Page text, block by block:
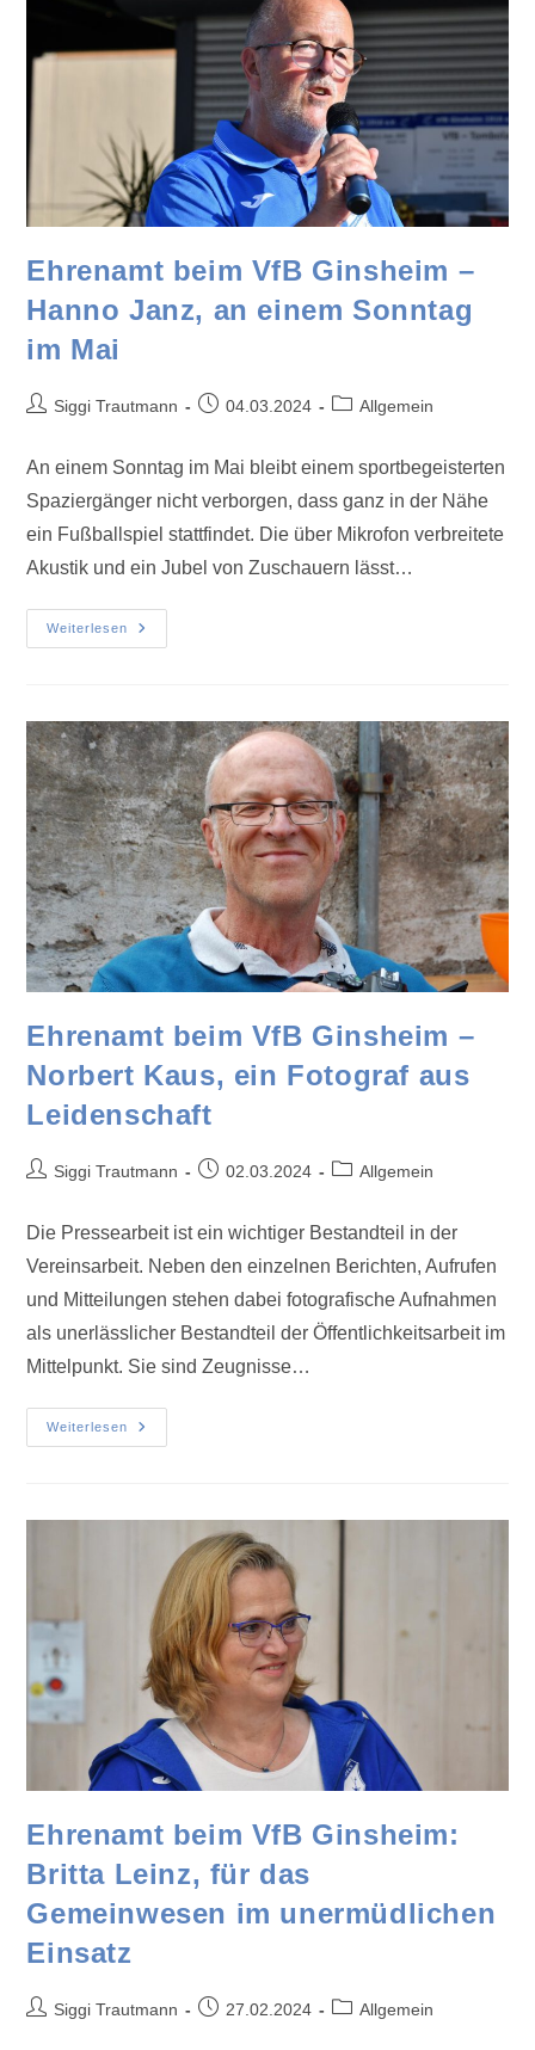
Ehrenamt beim VfB Ginsheim –
Hanno Janz, an einem Sonntag
im Mai
Siggi Trautmann 04.03.2024 Allgemein
An einem Sonntag im Mai bleibt einem sportbegeisterten
Spaziergänger nicht verborgen, dass ganz in der Nähe
ein Fußballspiel stattfindet. Die über Mikrofon verbreitete
Akustik und ein Jubel von Zuschauern lässt…
Weiterlesen
Ehrenamt beim VfB Ginsheim –
Norbert Kaus, ein Fotograf aus
Leidenschaft
Siggi Trautmann 02.03.2024 Allgemein
Die Pressearbeit ist ein wichtiger Bestandteil in der
Vereinsarbeit. Neben den einzelnen Berichten, Aufrufen
und Mitteilungen stehen dabei fotografische Aufnahmen
als unerlässlicher Bestandteil der Öffentlichkeitsarbeit im
Mittelpunkt. Sie sind Zeugnisse…
Weiterlesen
Ehrenamt beim VfB Ginsheim:
Britta Leinz, für das
Gemeinwesen im unermüdlichen
Einsatz
Siggi Trautmann 27.02.2024 Allgemein